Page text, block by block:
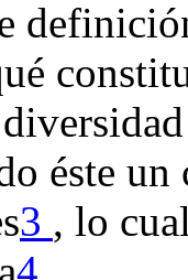
éste
3 , lo